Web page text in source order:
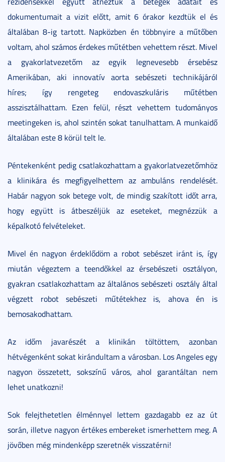
dokumentumait a vizit előtt, amit 6 órakor kezdtük el és
általában 8-ig tartott. Napközben én többnyire a műtőben
voltam, ahol számos érdekes műtétben vehettem részt. Mivel
a gyakorlatvezetőm az egyik legnevesebb érsebész
Amerikában, aki innovatív aorta sebészeti technikájáról
híres; így rengeteg endovaszkuláris műtétben
asszisztálhattam. Ezen felül, részt vehettem tudományos
meetingeken is, ahol szintén sokat tanulhattam. A munkaidő
általában este 8 körül telt le.
Péntekenként pedig csatlakozhattam a gyakorlatvezetőmhöz
a klinikára és megfigyelhettem az ambuláns rendelését.
Habár nagyon sok betege volt, de mindig szakított időt arra,
hogy együtt is átbeszéljük az eseteket, megnézzük a
képalkotó felvételeket.
Mivel én nagyon érdeklődöm a robot sebészet iránt is, így
miután végeztem a teendőkkel az érsebészeti osztályon,
gyakran csatlakozhattam az általános sebészeti osztály által
végzett robot sebészeti műtétekhez is, ahova én is
bemosakodhattam.
Az időm javarészét a klinikán töltöttem, azonban
hétvégenként sokat kirándultam a városban. Los Angeles egy
nagyon összetett, sokszínű város, ahol garantáltan nem
lehet unatkozni!
Sok felejthetetlen élménnyel lettem gazdagabb ez az út
során, illetve nagyon értékes embereket ismerhettem meg. A
jövőben még mindenképp szeretnék visszatérni!